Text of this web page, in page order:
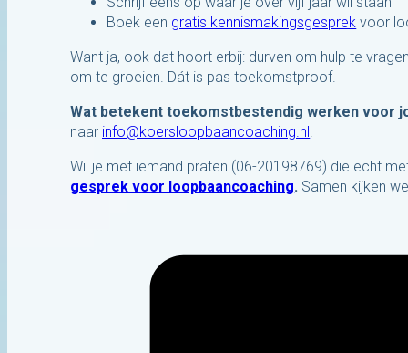
Boek een gratis kennismakingsgesprek voor
Want ja, ook dat hoort erbij: durven om hulp te
om te groeien. Dát is pas toekomstproof.
Wat betekent toekomstbestendig werken voor
naar info@koersloopbaancoaching.nl.
Wil je met iemand praten (06-20198769) die echt
gesprek voor loopbaancoaching. Samen kijken